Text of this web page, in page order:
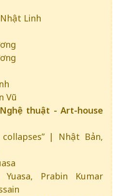
Linh
Vũ
thuật - Art-house
| Nhật Bản,
Prabin Kumar